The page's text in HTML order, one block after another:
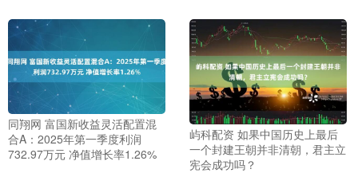
同翔网 富国新收益灵活配置混
合A：2025年第一季度利润
732.97万元 净值增长率1.26%
屿科配资 如果中国历史上最后
一个封建王朝并非清朝，君主立
宪会成功吗？